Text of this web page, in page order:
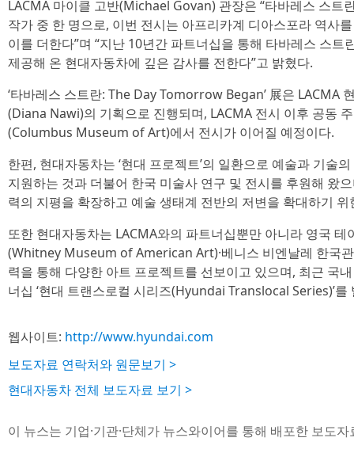
LACMA 마이클 고반(Michael Govan) 관장은 “타바레스 스트
작가 중 한 명으로, 이번 전시는 아프리카계 디아스포라 역사
이를 더한다”며 “지난 10년간 파트너십을 통해 타바레스 스
제공해 온 현대자동차에 깊은 감사를 전한다”고 밝혔다.
‘타바레스 스트란: The Day Tomorrow Began’ 展은 LACMA
(Diana Nawi)의 기획으로 진행되며, LACMA 전시 이후 공동
(Columbus Museum of Art)에서 전시가 이어질 예정이다.
한편, 현대자동차는 ‘현대 프로젝트’의 일환으로 예술과 기술
지원하는 것과 더불어 한국 미술사 연구 및 전시를 후원해 왔
력의 지평을 확장하고 예술 생태계 전반의 저변을 확대하기
또한 현대자동차는 LACMA와의 파트너십뿐만 아니라 영국 테
(Whitney Museum of American Art)·베니스 비엔날레 한국
력을 통해 다양한 아트 프로젝트를 선보이고 있으며, 최근 국
너십 ‘현대 트랜스로컬 시리즈(Hyundai Translocal Series)’를
웹사이트: http://www.hyundai.com
보도자료 연락처와 원문보기 >
현대자동차 전체 보도자료 보기 >
이 뉴스는 기업·기관·단체가 뉴스와이어를 통해 배포한 보도